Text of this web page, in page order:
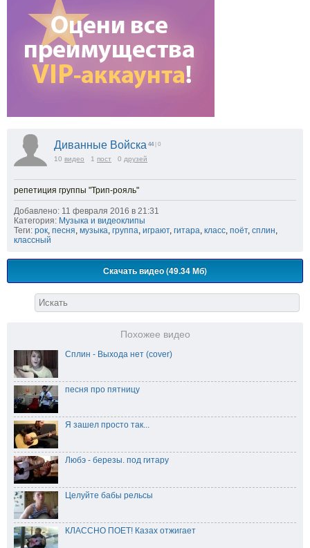
Диванные Войска 44 | 0
10 видео 1 пост 0 друзей
репетиция группы "Трип-рояль"
Добавлено: 11 февраля 2016 в 21:31
Категория: Музыка и видеоклипы
Теги: рок, песня, музыка, группа, играют, гитара, класс, поёт, сплин,
классный
Скачать видео (49.34 Мб)
Похожее видео
Сплин - Выхода нет (cover)
песня про пятницу
Я зашел просто так...
Любэ - березы. под гитару
Целуйте бабы рельсы
КЛАССНО ПОЕТ! Казах отжигает